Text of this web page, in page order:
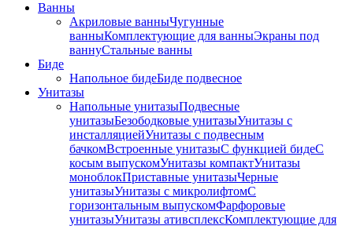
Ванны
Акриловые ванныЧугунные
ванныКомплектующие для ванныЭкраны под
ваннуСтальные ванны
Биде
Напольное бидеБиде пoдвеснoе
Унитазы
Напольные унитазыПодвесные
унитазыБезободковые унитазыУнитазы с
инсталляциейУнитазы с подвесным
бачкомВстроенные унитазыС функцией бидеС
косым выпускомУнитазы компактУнитазы
моноблокПриставные унитазыЧерные
унитазыУнитазы с микролифтомC
горизонтальным выпускомФарфоровые
унитазыУнитазы ативсплексКомплектующие для